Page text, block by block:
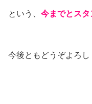
という、 今までとス
今後ともどうぞよろし